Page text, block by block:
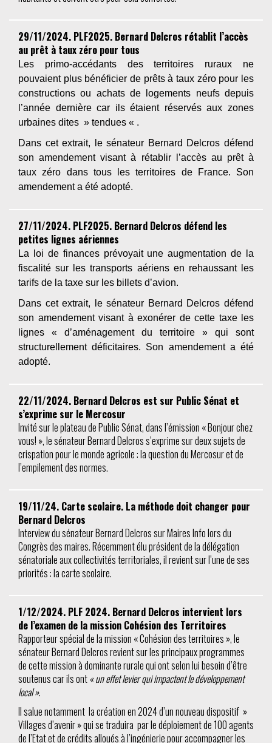
29/11/2024. PLF2025. Bernard Delcros rétablit l’accès
au prêt à taux zéro pour tous
Les primo-accédants des territoires ruraux ne
pouvaient plus bénéficier de prêts à taux zéro pour les
constructions ou achats de logements neufs depuis
l’année dernière car ils étaient réservés aux zones
urbaines dites » tendues « .
Dans cet extrait, le sénateur Bernard Delcros défend
son amendement visant à rétablir l’accès au prêt à
taux zéro dans tous les territoires de France. Son
amendement a été adopté.
27/11/2024. PLF2025. Bernard Delcros défend les
petites lignes aériennes
La loi de finances prévoyait une augmentation de la
fiscalité sur les transports aériens en rehaussant les
tarifs de la taxe sur les billets d’avion.
Dans cet extrait, le sénateur Bernard Delcros défend
son amendement visant à exonérer de cette taxe les
lignes « d’aménagement du territoire » qui sont
structurellement déficitaires. Son amendement a été
adopté.
22/11/2024. Bernard Delcros est sur Public Sénat et
s’exprime sur le Mercosur
Invité sur le plateau de Public Sénat, dans l’émission « Bonjour chez
vous! », le sénateur Bernard Delcros s’exprime sur deux sujets de
crispation pour le monde agricole : la question du Mercosur et de
l’empilement des normes.
19/11/24. Carte scolaire. La méthode doit changer pour
Bernard Delcros
Interview du sénateur Bernard Delcros sur Maires Info lors du
Congrès des maires. Récemment élu président de la délégation
sénatoriale aux collectivités territoriales, il revient sur l’une de ses
priorités : la carte scolaire.
1/12/2024. PLF 2024. Bernard Delcros intervient lors
de l’examen de la mission Cohésion des Territoires
Rapporteur spécial de la mission « Cohésion des territoires », le
sénateur Bernard Delcros revient sur les principaux programmes
de cette mission à dominante rurale qui ont selon lui besoin d’être
soutenus car ils ont « un effet levier qui impactent le développement
local ».
Il salue notamment la création en 2024 d’un nouveau dispositif »
Villages d’avenir » qui se traduira par le déploiement de 100 agents
de l’Etat et de crédits alloués à l’ingénierie pour accompagner les